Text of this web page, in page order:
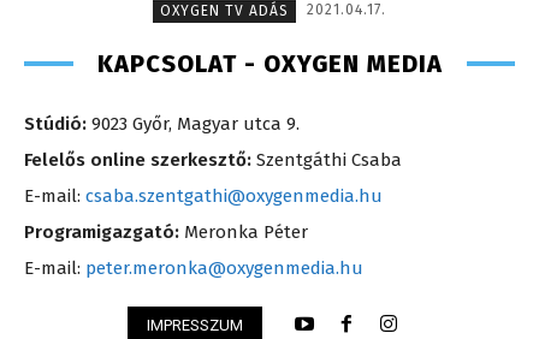
OXYGEN TV ADÁS
2021.04.17.
KAPCSOLAT - OXYGEN MEDIA
Stúdió: 9023 Győr, Magyar utca 9.
Felelős online szerkesztő: Szentgáthi Csaba
E-mail: csaba.szentgathi@oxygenmedia.hu
Programigazgató: Meronka Péter
E-mail: peter.meronka@oxygenmedia.hu
IMPRESSZUM